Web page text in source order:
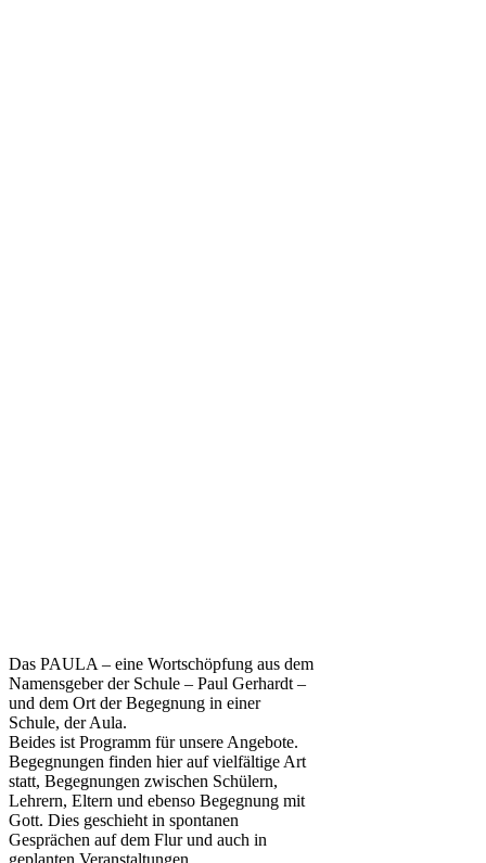
Das PAULA – eine Wortschöpfung aus dem
Namensgeber der Schule – Paul Gerhardt –
und dem Ort der Begegnung in einer
Schule, der Aula.
Beides ist Programm für unsere Angebote.
Begegnungen finden hier auf vielfältige Art
statt, Begegnungen zwischen Schülern,
Lehrern, Eltern und ebenso Begegnung mit
Gott. Dies geschieht in spontanen
Gesprächen auf dem Flur und auch in
geplanten Veranstaltungen.